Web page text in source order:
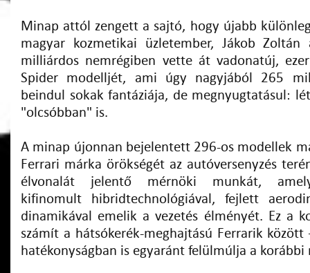
Minap attól zengett a sajtó, hogy újabb
magyar kozmetikai üzletember, Jákob Zoltán
milliárdos nemrégiben vette át vadonatúj,
Spider modelljét, ami úgy nagyjából 265
beindul sokak fantáziája, de megnyugtatásul:
"olcsóbban" is.
A minap újonnan bejelentett 296-os modellek
Ferrari márka örökségét az autóversenyzés
élvonalát jelentő mérnöki munkát,
kifinomult hibridtechnológiával, fejlett
dinamikával emelik a vezetés élményét. Ez a
számít a hátsókerék-meghajtású Ferrarik
hatékonyságban is egyaránt felülmúlja a korábbi